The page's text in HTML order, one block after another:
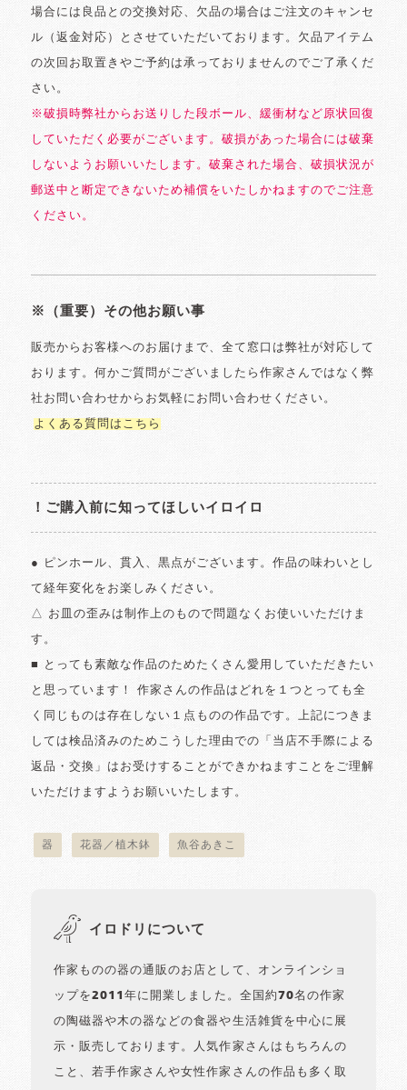
場合には良品との交換対応、欠品の場合はご注文のキャンセ
ル（返金対応）とさせていただいております。欠品アイテム
の次回お取置きやご予約は承っておりませんのでご了承くだ
さい。
※破損時弊社からお送りした段ボール、緩衝材など原状回復
していただく必要がございます。破損があった場合には破棄
しないようお願いいたします。破棄された場合、破損状況が
郵送中と断定できないため補償をいたしかねますのでご注意
ください。
※（重要）その他お願い事
販売からお客様へのお届けまで、全て窓口は弊社が対応して
おります。何かご質問がございましたら作家さんではなく弊
社お問い合わせからお気軽にお問い合わせください。
よくある質問はこちら
！ご購入前に知ってほしいイロイロ
● ピンホール、貫入、黒点がございます。作品の味わいとし
て経年変化をお楽しみください。
△ お皿の歪みは制作上のもので問題なくお使いいただけま
す。
■ とっても素敵な作品のためたくさん愛用していただきたい
と思っています！ 作家さんの作品はどれを１つとっても全
く同じものは存在しない１点ものの作品です。上記につきま
しては検品済みのためこうした理由での「当店不手際による
返品・交換」はお受けすることができかねますことをご理解
いただけますようお願いいたします。
器 花器／植木鉢 魚谷あきこ
イロドリについて
作家ものの器の通販のお店として、オンラインショ
ップを2011年に開業しました。全国約70名の作家
の陶磁器や木の器などの食器や生活雑貨を中心に展
示・販売しております。人気作家さんはもちろんの
こと、若手作家さんや女性作家さんの作品も多く取